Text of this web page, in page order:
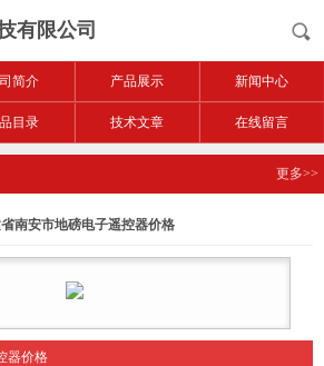
有限公司
简介 产品展示 新闻中心
目录 技术文章 在线留言
更多>>
南安市地磅电子遥控器价格
器价格